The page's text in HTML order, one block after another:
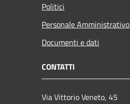
Politici
Personale Amministrativo
Documenti e dati
CONTATTI
Via Vittorio Veneto, 45